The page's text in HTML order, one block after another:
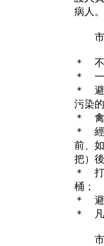
病人。
市民
＊ 不
＊ 一
＊ 避
污染
＊ 禽
＊ 經
前、
把）
＊ 打
桶；
＊ 避
＊ 凡
市民